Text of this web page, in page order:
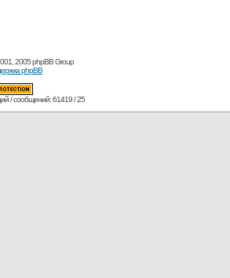
2005 phpBB Group
phpBB
/ сообщений: 61419 / 25